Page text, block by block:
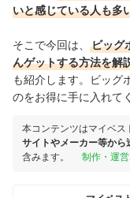
いと感じている人も多
そこで今回は、
ビッグ
んゲットする方法を解
も紹介します。ビッグ
のをお得に手に入れて
本コンテンツはマイベス
サイトやメーカー等から
含みます。
制作・運